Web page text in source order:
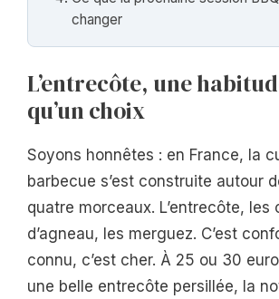
changer
L’entrecôte, une
qu’un choix
Soyons honnêtes : en France, la
barbecue s’est construite autour
quatre morceaux. L’entrecôte, les
d’agneau, les merguez. C’est
connu, c’est cher. À 25 ou 30
une belle entrecôte persillée, la